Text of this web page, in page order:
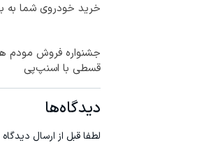
خرید خودروی شما به
قسطی با اسنپ‌پی
دیدگاه‌ها
لطفا قبل از ارسال